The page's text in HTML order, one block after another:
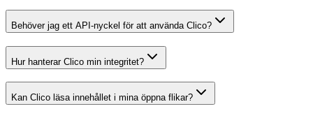
Behöver jag ett API-nyckel för att använda Clico?
Hur hanterar Clico min integritet?
Kan Clico läsa innehållet i mina öppna flikar?